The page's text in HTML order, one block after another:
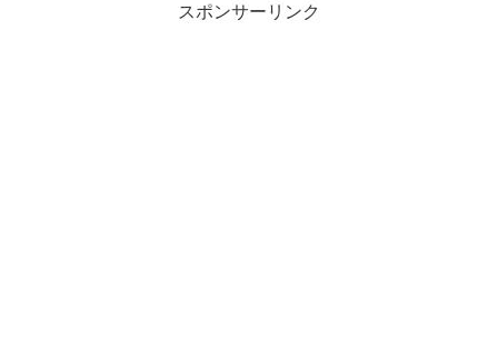
スポンサーリンク